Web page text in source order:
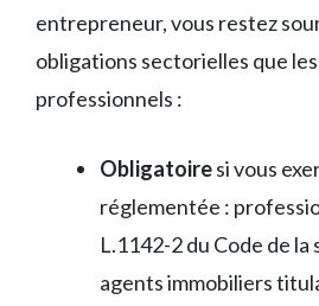
entrepreneur, vous restez
obligations sectorielles que
professionnels :
Obligatoiresi vous
réglementée :
L.1142-2 du Code de
agents immobiliers